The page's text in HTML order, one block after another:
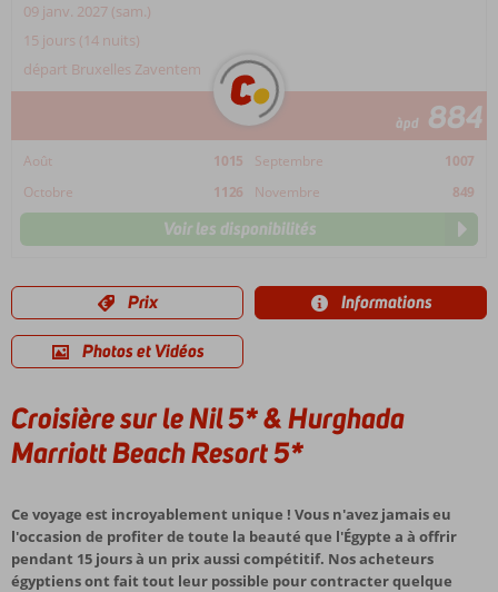
09 janv. 2027 (sam.)
15 jours (14 nuits)
départ Bruxelles Zaventem
àpd 884
Août 1015 Septembre
1007
Octobre
1126 Novembre 849
Voir les disponibilités
Prix Informations
Photos et Vidéos
Croisière sur le Nil 5* & Hurghada
Marriott Beach Resort 5*
Ce voyage est incroyablement unique ! Vous n'avez jamais eu
l'occasion de profiter de toute la beauté que l'Égypte a à offrir
pendant 15 jours à un prix aussi compétitif. Nos acheteurs
égyptiens ont fait tout leur possible pour contracter quelque